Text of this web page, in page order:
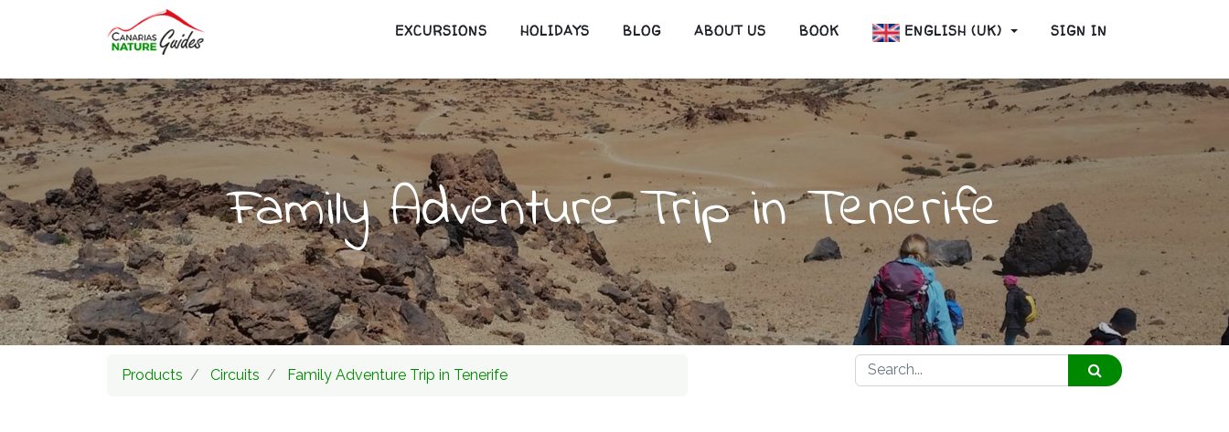
EXCURSIONS HOLIDAYS BLOG ABOUT US BOOK ENGLISH (UK) SIGN IN
Family Adventure Trip in Tenerife
Products Circuits Family Adventure Trip in Tenerife